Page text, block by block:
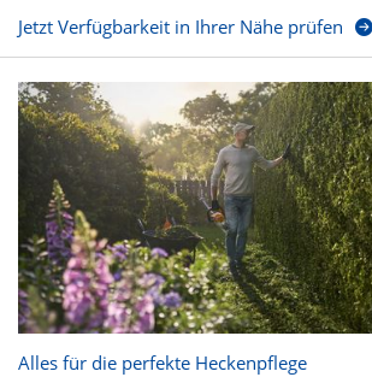
Jetzt Verfügbarkeit in Ihrer Nähe prüfen
Alles für die perfekte Heckenpflege